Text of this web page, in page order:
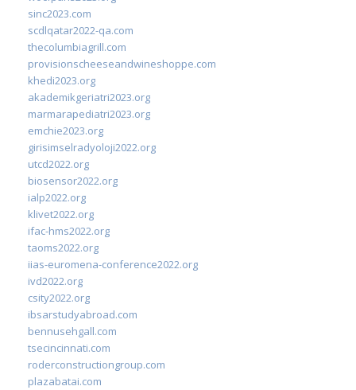
sinc2023.com
scdlqatar2022-qa.com
thecolumbiagrill.com
provisionscheeseandwineshoppe.com
khedi2023.org
akademikgeriatri2023.org
marmarapediatri2023.org
emchie2023.org
girisimselradyoloji2022.org
utcd2022.org
biosensor2022.org
ialp2022.org
klivet2022.org
ifac-hms2022.org
taoms2022.org
iias-euromena-conference2022.org
ivd2022.org
csity2022.org
ibsarstudyabroad.com
bennusehgall.com
tsecincinnati.com
roderconstructiongroup.com
plazabatai.com